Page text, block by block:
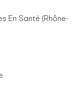
En Santé (Rhône-